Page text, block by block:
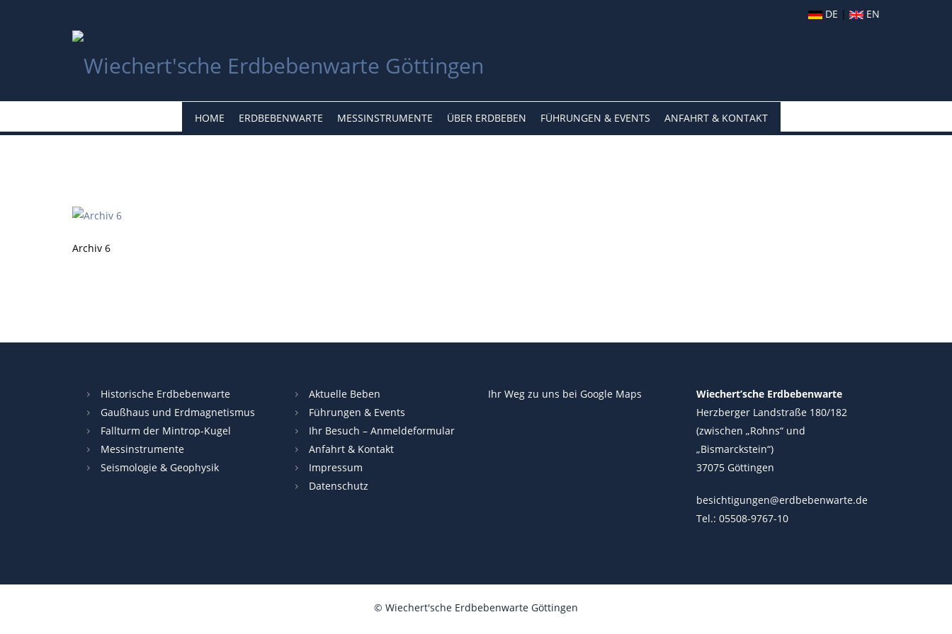
DE | EN
HOME ERDBEBENWARTE MESSINSTRUMENTE ÜBER ERDBEBEN FÜHRUNGEN & EVENTS ANFAHRT & KONTAKT
Archiv 6
Historische Erdbebenwarte
Gaußhaus und Erdmagnetismus
Fallturm der Mintrop-Kugel
Messinstrumente
Seismologie & Geophysik
Aktuelle Beben
Führungen & Events
Ihr Besuch – Anmeldeformular
Anfahrt & Kontakt
Impressum
Datenschutz
Ihr Weg zu uns beiGoogle Maps
Wiechert’sche Erdbebenwarte
Herzberger Landstraße 180/182
(zwischen „Rohns“ und
„Bismarckstein“)
37075 Göttingen
besichtigungen@erdbebenwarte.de
Tel.: 05508-9767-10
© Wiechert'sche Erdbebenwarte Göttingen